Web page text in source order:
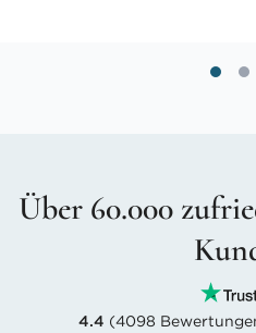
Über 60.000
4.4 (4098